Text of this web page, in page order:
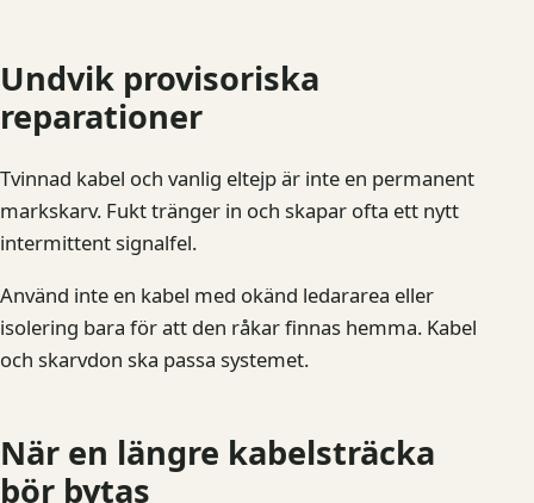
Undvik provisoriska
reparationer
Tvinnad kabel och vanlig eltejp är inte en permanent
markskarv. Fukt tränger in och skapar ofta ett nytt
intermittent signalfel.
Använd inte en kabel med okänd ledararea eller
isolering bara för att den råkar finnas hemma. Kabel
och skarvdon ska passa systemet.
När en längre kabelsträcka
bör bytas